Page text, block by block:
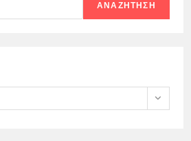
ΑΝΑΖΉΤΗΣΗ